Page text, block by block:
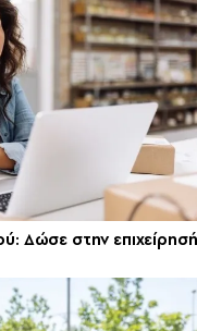
Δώσε στην επιχείρησή